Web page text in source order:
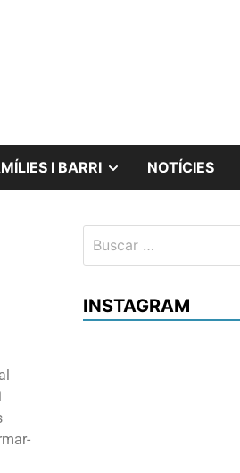
I BARRI NOTÍCIES
INSTAGRAM